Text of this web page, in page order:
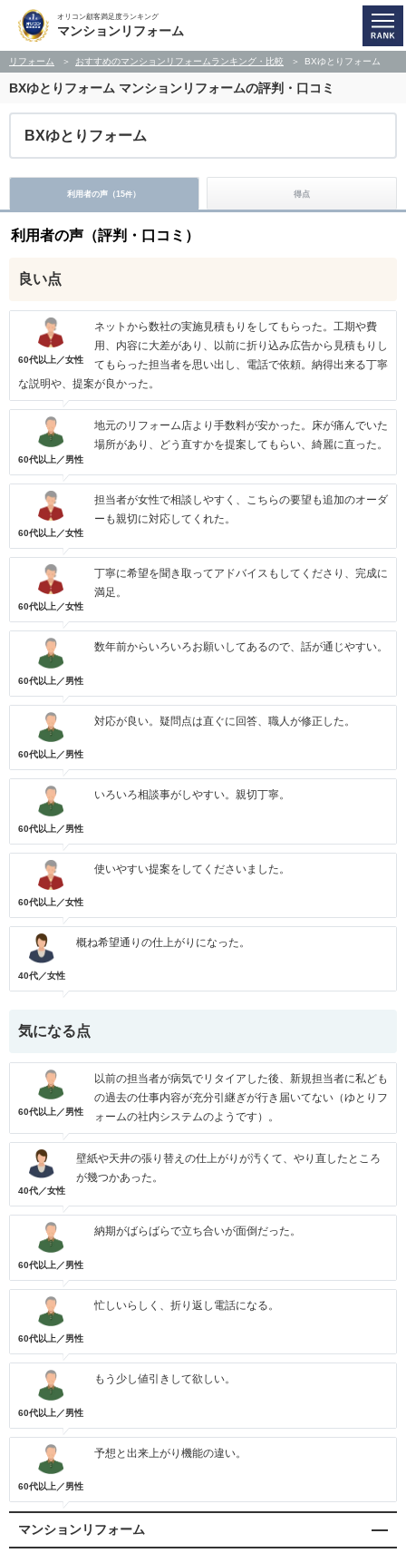
オリコン顧客満足度ランキング
マンションリフォーム
リフォーム おすすめのマンションリフォームランキング・比較 BXゆとりフォーム
BXゆとりフォーム マンションリフォームの評判・口コミ
BXゆとりフォーム
利用者の声（15件） 得点
利用者の声（評判・口コミ）
良い点
60代以上／女性
ネットから数社の実施見積もりをしてもらった。工期や費
用、内容に大差があり、以前に折り込み広告から見積もりし
てもらった担当者を思い出し、電話で依頼。納得出来る丁寧
な説明や、提案が良かった。
60代以上／男性
地元のリフォーム店より手数料が安かった。床が痛んでいた
場所があり、どう直すかを提案してもらい、綺麗に直った。
60代以上／女性
担当者が女性で相談しやすく、こちらの要望も追加のオーダ
ーも親切に対応してくれた。
60代以上／女性
丁寧に希望を聞き取ってアドバイスもしてくださり、完成に
満足。
60代以上／男性
数年前からいろいろお願いしてあるので、話が通じやすい。
60代以上／男性
対応が良い。疑問点は直ぐに回答、職人が修正した。
60代以上／男性
いろいろ相談事がしやすい。親切丁寧。
60代以上／女性
使いやすい提案をしてくださいました。
40代／女性
概ね希望通りの仕上がりになった。
気になる点
60代以上／男性
以前の担当者が病気でリタイアした後、新規担当者に私ども
の過去の仕事内容が充分引継ぎが行き届いてない（ゆとりフ
ォームの社内システムのようです）。
40代／女性
壁紙や天井の張り替えの仕上がりが汚くて、やり直したところ
が幾つかあった。
60代以上／男性
納期がばらばらで立ち合いが面倒だった。
60代以上／男性
忙しいらしく、折り返し電話になる。
60代以上／男性
もう少し値引きして欲しい。
60代以上／男性
予想と出来上がり機能の違い。
マンションリフォーム